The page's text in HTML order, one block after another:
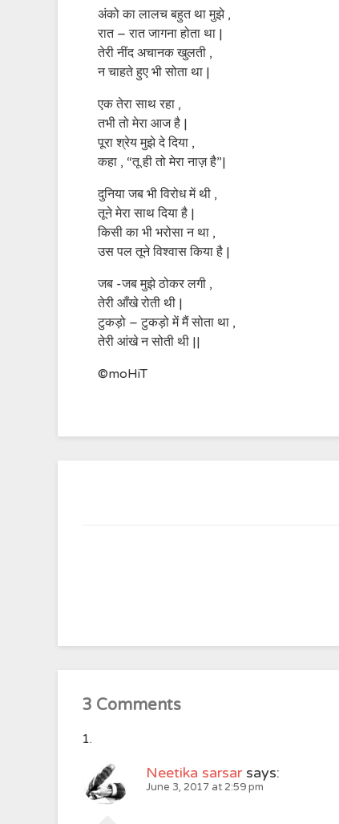
अंको का लालच बहुत था मुझे ,
रात – रात जागना होता था |
तेरी नींद अचानक खुलती ,
न चाहते हुए भी सोता था |
एक तेरा साथ रहा ,
तभी तो मेरा आज है |
पूरा श्रेय मुझे दे दिया ,
कहा , “तू ही तो मेरा नाज़ है”|
दुनिया जब भी विरोध में थी ,
तूने मेरा साथ दिया है |
किसी का भी भरोसा न था ,
उस पल तूने विश्वास किया है |
जब -जब मुझे ठोकर लगी ,
तेरी आँखे रोती थी |
टुकड़ो – टुकड़ो में मैं सोता था ,
तेरी आंखे न सोती थी ||
©moHiT
3 Comments
Neetika sarsar says:
June 3, 2017 at 2:59 pm